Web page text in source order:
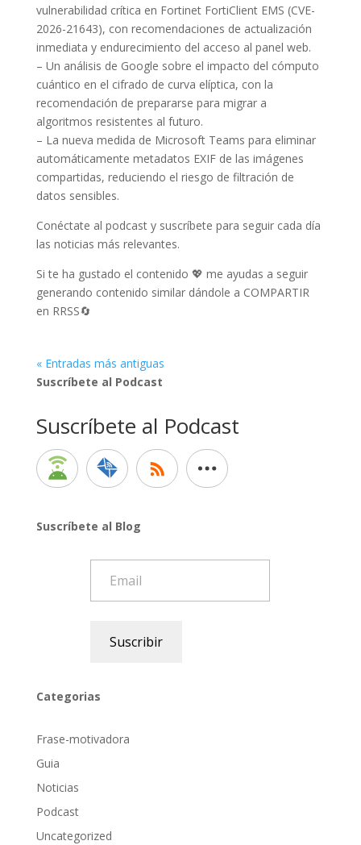
vulnerabilidad crítica en Fortinet FortiClient EMS (CVE-
2026-21643), con recomendaciones de actualización
inmediata y endurecimiento del acceso al panel web.
– Un análisis de Google sobre el impacto del cómputo
cuántico en el cifrado de curva elíptica, con la
recomendación de prepararse para migrar a
algoritmos resistentes al futuro.
– La nueva medida de Microsoft Teams para eliminar
automáticamente metadatos EXIF de las imágenes
compartidas, reduciendo el riesgo de filtración de
datos sensibles.
Conéctate al podcast y suscríbete para seguir cada día
las noticias más relevantes.
Si te ha gustado el contenido 💖 me ayudas a seguir
generando contenido similar dándole a COMPARTIR
en RRSS🔄
« Entradas más antiguas
Suscríbete al Podcast
Suscríbete al Podcast
Suscríbete al Blog
Suscribir
Categorias
Frase-motivadora
Guia
Noticias
Podcast
Uncategorized